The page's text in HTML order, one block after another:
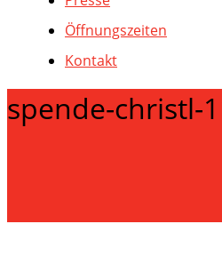
Öffnungszeiten
Kontakt
spende-christl-